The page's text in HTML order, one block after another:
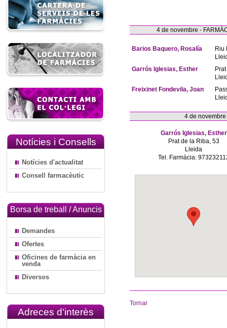
Notícies i Consells
Notícies d'actualitat
Consell farmacèutic
Borsa de treball / Anuncis
Demandes
Ofertes
Oficines de farmàcia en
venda
Diversos
Adreces d'interès
4 de novembre -
Barios Baquero, Rosalía
Riu
Garrós Iglesias, Esther
Freixinet Fondevila, Joan
4 de
Garrós Iglesias, Esther
Prat de la Riba, 53
Lleida
Tel. Farmàcia:
Tornar